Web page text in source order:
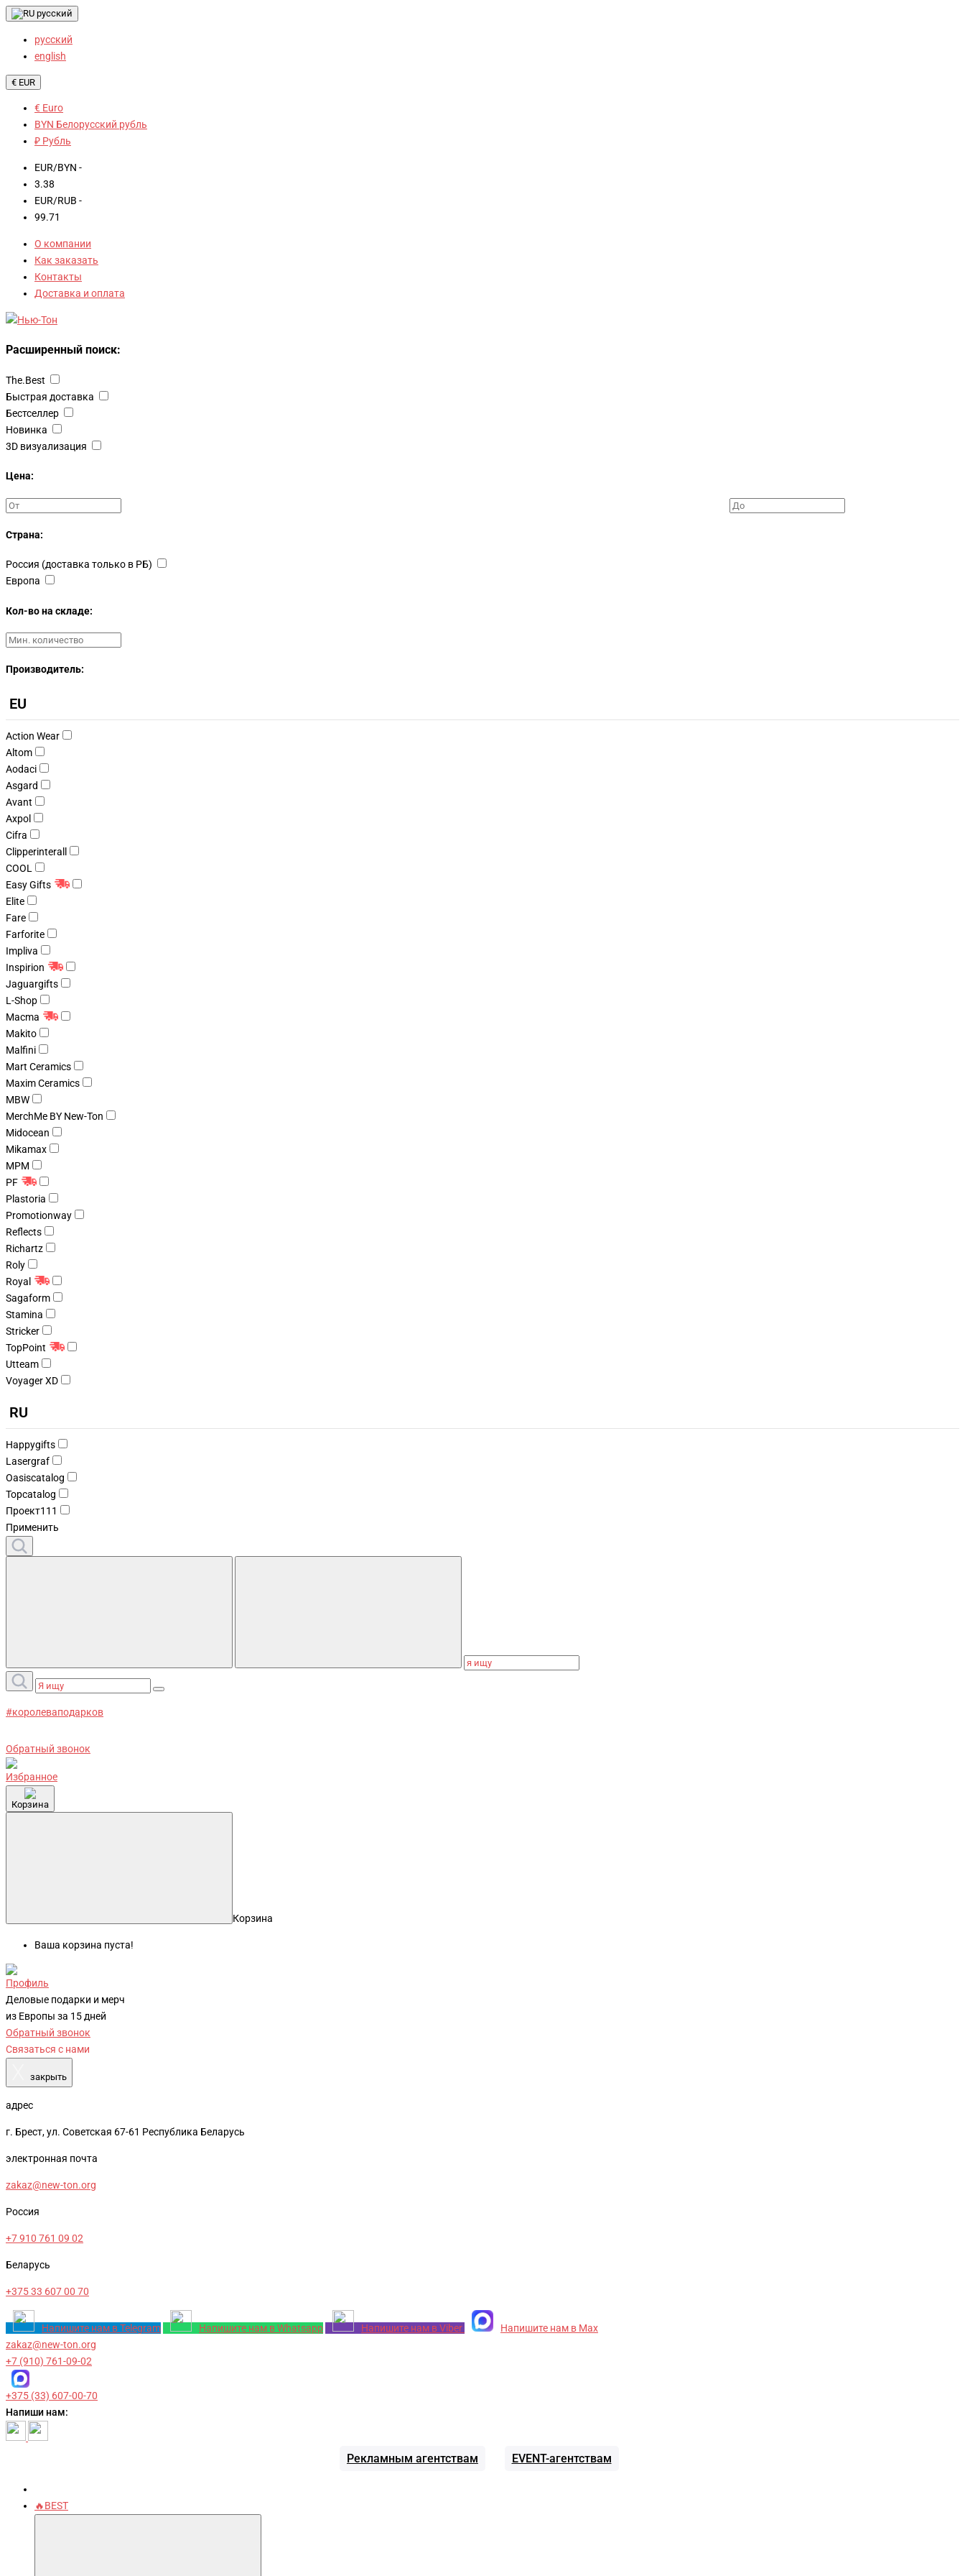
русский
русский
english
€ EUR
€ Euro
BYN Белорусский рубль
₽ Рубль
EUR/BYN -
3.38
EUR/RUB -
99.71
О компании
Как заказать
Контакты
Доставка и оплата
Расширенный поиск:
The.Best
Быстрая доставка
Бестселлер
Новинка
3D визуализация
Цена:
Страна:
Россия (доставка только в РБ)
Европа
Кол-во на складе:
Производитель:
EU
Action Wear
Altom
Aodaci
Asgard
Avant
Axpol
Cifra
Clipperinterall
COOL
Easy Gifts
Elite
Fare
Farforite
Impliva
Inspirion
Jaguargifts
L-Shop
Macma
Makito
Malfini
Mart Ceramics
Maxim Ceramics
MBW
MerchMe BY New-Ton
Midocean
Mikamax
MPM
PF
Plastoria
Promotionway
Reflects
Richartz
Roly
Royal
Sagaform
Stamina
Stricker
TopPoint
Utteam
Voyager XD
RU
Happygifts
Lasergraf
Oasiscatalog
Topcatalog
Проект111
Применить
#королеваподарков
Обратный звонок
Избранное
Корзина
Корзина
Ваша корзина пуста!
Профиль
Деловые подарки и мерч
из Европы за 15 дней
Обратный звонок
Связаться с нами
закрыть
адрес
г. Брест, ул. Советская 67-61 Республика Беларусь
электронная почта
zakaz@new-ton.org
Россия
+7 910 761 09 02
Беларусь
+375 33 607 00 70
Напишите нам в Telegram Напишите нам в Whatsapp Напишите нам в Viber
Напишите нам в Max
zakaz@new-ton.org
+7 (910) 761-09-02
+375 (33) 607-00-70
Напиши нам:
Рекламным агентствам EVENT-агентствам
🔥BEST